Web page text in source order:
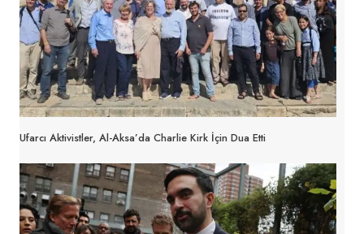
Ufarcı Aktivistler, Al-Aksa’da Charlie Kirk İçin Dua Etti